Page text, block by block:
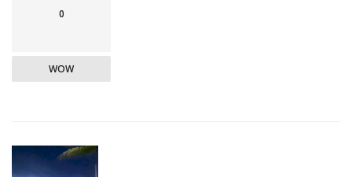
0
WOW